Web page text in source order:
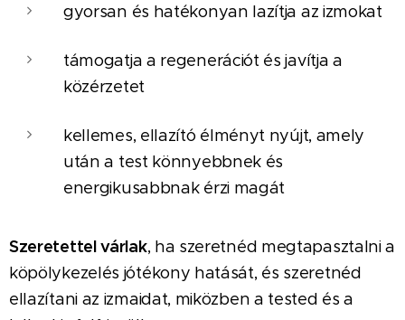
gyorsan és hatékonyan lazítja az izmokat
támogatja a regenerációt és javítja a
közérzetet
kellemes, ellazító élményt nyújt, amely
után a test könnyebbnek és
energikusabbnak érzi magát
Szeretettel várlak, ha szeretnéd megtapasztalni a
köpölykezelés jótékony hatását, és szeretnéd
ellazítani az izmaidat, miközben a tested és a